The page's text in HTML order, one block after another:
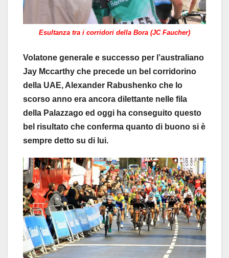
Esultanza tra i corridori della Bora (JC Faucher)
Volatone generale e successo per l’australiano
Jay Mccarthy che precede un bel corridorino
della UAE, Alexander Rabushenko che lo
scorso anno era ancora dilettante nelle fila
della Palazzago ed oggi ha conseguito questo
bel risultato che conferma quanto di buono si è
sempre detto su di lui.